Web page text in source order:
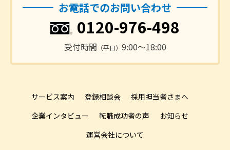
お電話でのお問い合わせ
0120-976-498
受付時間 （平日） 9:00〜18:00
サービス案内 登録相談会
採用担当者さまへ
企業インタビュー
転職成功者の声
お知らせ
運営会社について